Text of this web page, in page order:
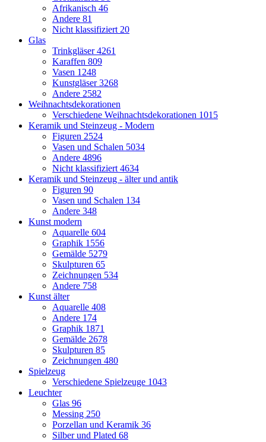
Afrikanisch 46
Andere 81
Nicht klassifiziert 20
Glas
Trinkgläser4261
Karaffen 809
Vasen 1248
Kunstgläser3268
Andere 2582
Weihnachtsdekorationen
Verschiedene Weihnachtsdekorationen 1015
Keramik und Steinzeug - Modern
Figuren 2524
Vasen und Schalen 5034
Andere 4896
Nicht klassifiziert 4634
Keramik und Steinzeug - älter und antik
Figuren 90
Vasen und Schalen 134
Andere 348
Kunst modern
Aquarelle 604
Graphik 1556
Gemälde 5279
Skulpturen 65
Zeichnungen 534
Andere 758
Kunst älter
Aquarelle 408
Andere 174
Graphik 1871
Gemälde 2678
Skulpturen 85
Zeichnungen 480
Spielzeug
Verschiedene Spielzeuge 1043
Leuchter
Glas 96
Messing 250
Porzellan und Keramik 36
Silber und Plated 68